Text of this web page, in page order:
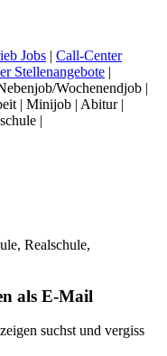
Jobs | Call-Center
Stellenangebote |
Wochenendjob |
| Minijob | Abitur |
|
Realschule,
als E-Mail
suchst und vergiss